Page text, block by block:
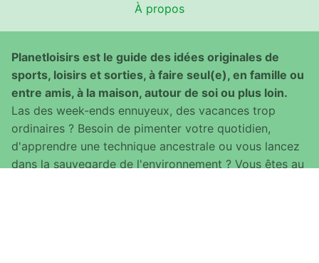
À propos
Planetloisirs est le guide des idées originales de
sports, loisirs et sorties, à faire seul(e), en famille ou
entre amis, à la maison, autour de soi ou plus loin.
Las des week-ends ennuyeux, des vacances trop
ordinaires ? Besoin de pimenter votre quotidien,
d'apprendre une technique ancestrale ou vous lancez
dans la sauvegarde de l'environnement ? Vous êtes au